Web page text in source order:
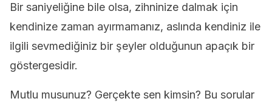
Bir saniyeliğine bile olsa, zihninize dalmak için
kendinize zaman ayırmamanız, aslında kendiniz ile
ilgili sevmediğiniz bir şeyler olduğunun apaçık bir
göstergesidir.
Mutlu musunuz? Gerçekte sen kimsin? Bu sorular